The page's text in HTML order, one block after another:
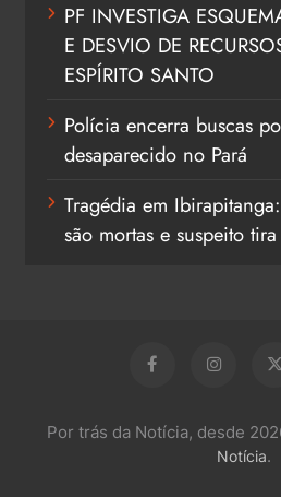
PF INVESTIGA
E DESVIO DE
ESPÍRITO SANTO
Polícia encerra buscas
desaparecido no Pará
Tragédia em
são mortas e suspeito
Por trás da Notícia, desde
Notícia.